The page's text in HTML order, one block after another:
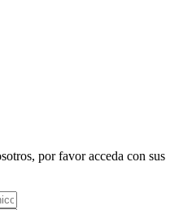
por favor acceda con sus